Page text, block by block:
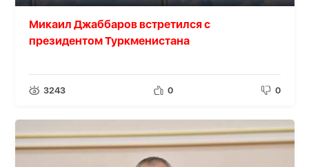
Микаил Джаббаров встретился с
президентом Туркменистана
3243 0 0